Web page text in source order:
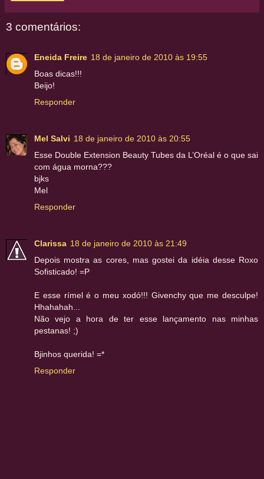
3 comentários:
Eneida Freire 18 de janeiro de 2010 às 19:55
Boas dicas!!!
Beijo!
Responder
Mel Salvi 18 de janeiro de 2010 às 20:55
Esse Double Extension Beauty Tubes da L’Oréal é o que sai
com água morna???
bjks
Mel
Responder
Clarissa 18 de janeiro de 2010 às 21:49
Depois mostra as cores, mas gostei da idéia desse Roxo
Sofisticado! =P
E esse rímel é o meu xodó!!! Givenchy que me desculpe!
Hhahahah...
Não vejo a hora de ter esse lançamento nas minhas
pestanas! ;)
Bjinhos querida! =*
Responder